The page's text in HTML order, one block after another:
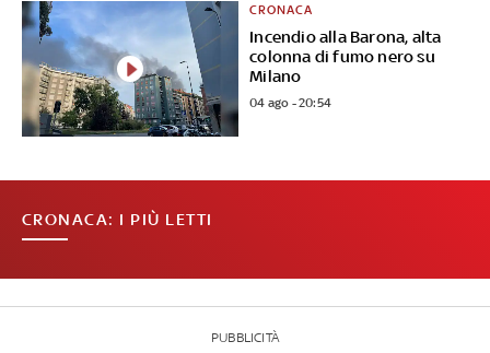
Incendio alla Barona, alta
colonna di fumo nero su
Milano
CRONACA
04 ago - 20:54
CRONACA: I PIÙ LETTI
PUBBLICITÀ